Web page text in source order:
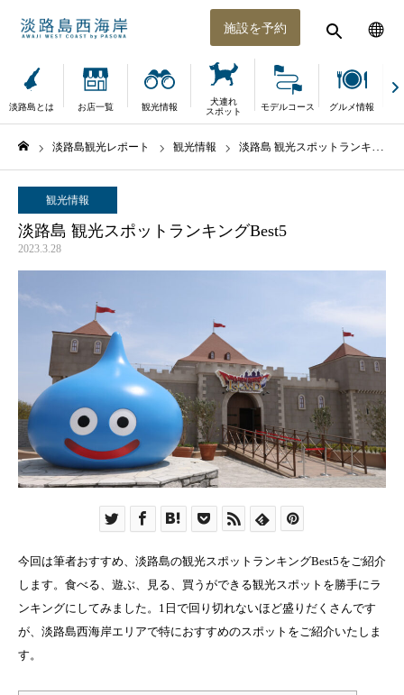
施設を予約
淡路島とは お店一覧 観光情報
犬連れ
スポット
モデルコース グルメ情報
淡路島観光レポート 観光情報 淡路島 観光スポットランキングBest5
観光情報
淡路島 観光スポットランキングBest5
2023.3.28
今回は筆者おすすめ、淡路島の観光スポットランキングBest5をご紹介
します。食べる、遊ぶ、見る、買うができる観光スポットを勝手にラ
ンキングにしてみました。1日で回り切れないほど盛りだくさんです
が、淡路島西海岸エリアで特におすすめのスポットをご紹介いたしま
す。